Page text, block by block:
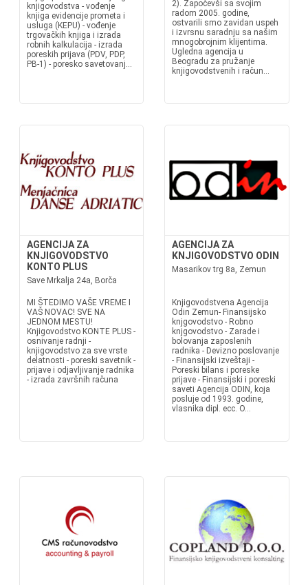
knjigovodstva - vođenje
knjiga evidencije prometa i
usluga (KEPU) - vođenje
trgovačkih knjiga i izrada
robnih kalkulacija - izrada
poreskih prijava (PDV, PDP,
PB-1) - poresko savetovanj...
2). Započevši sa svojim
radom 2005. godine,
ostvarili smo zavidan uspeh
i izvrsnu saradnju sa našim
mnogobrojnim klijentima.
Ugledna agencija u
Beogradu za pružanje
knjigovodstvenih i račun...
AGENCIJA ZA
KNJIGOVODSTVO
KONTO PLUS
Save Mrkalja 24a, Borča
MI ŠTEDIMO VAŠE VREME I
VAŠ NOVAC! SVE NA
JEDNOM MESTU!
Knjigovodstvo KONTE PLUS -
osnivanje radnji -
knjigovodstvo za sve vrste
delatnosti - poreski savetnik -
prijave i odjavljivanje radnika
- izrada završnih računa
AGENCIJA ZA
KNJIGOVODSTVO ODIN
Masarikov trg 8a, Zemun
Knjigovodstvena Agencija
Odin Zemun- Finansijsko
knjgovodstvo - Robno
knjgovodstvo - Zarade i
bolovanja zaposlenih
radnika - Devizno poslovanje
- Finansijski izveštaji -
Poreski bilans i poreske
prijave - Finansijski i poreski
saveti Agencija ODIN, koja
posluje od 1993. godine,
vlasnika dipl. ecc. O...